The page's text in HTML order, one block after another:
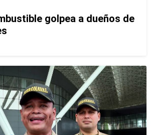
golpea a dueños de